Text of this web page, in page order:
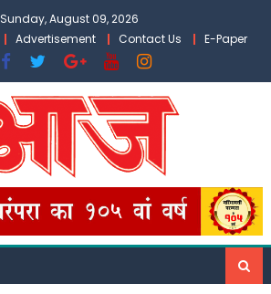
Sunday, August 09, 2026
Advertisement Contact Us E-Paper